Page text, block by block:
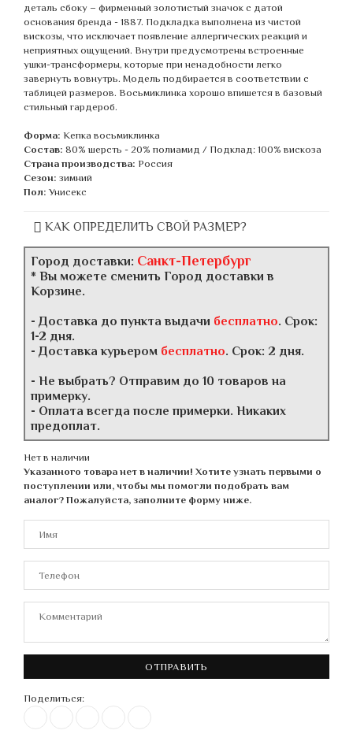
деталь сбоку – фирменный золотистый значок с датой
основания бренда - 1887. Подкладка выполнена из чистой
вискозы, что исключает появление аллергических реакций и
неприятных ощущений. Внутри предусмотрены встроенные
ушки-трансформеры, которые при ненадобности легко
завернуть вовнутрь. Модель подбирается в соответствии с
таблицей размеров. Восьмиклинка хорошо впишется в базовый
стильный гардероб.
Форма: Кепка восьмиклинка
Состав: 80% шерсть - 20% полиамид / Подклад: 100% вискоза
Страна производства: Россия
Сезон: зимний
Пол: Унисекс
КАК ОПРЕДЕЛИТЬ СВОЙ РАЗМЕР?
Город доставки: Санкт-Петербург
* Вы можете сменить Город доставки в
Корзине.
- Доставка до пункта выдачи бесплатно. Срок:
1-2 дня.
- Доставка курьером бесплатно. Срок: 2 дня.
- Не выбрать? Отправим до 10 товаров на
примерку.
- Оплата всегда после примерки. Никаких
предоплат.
Нет в наличии
Указанного товара нет в наличии! Хотите узнать первыми о
поступлении или, чтобы мы помогли подобрать вам
аналог? Пожалуйста, заполните форму ниже.
ОТПРАВИТЬ
Поделиться: